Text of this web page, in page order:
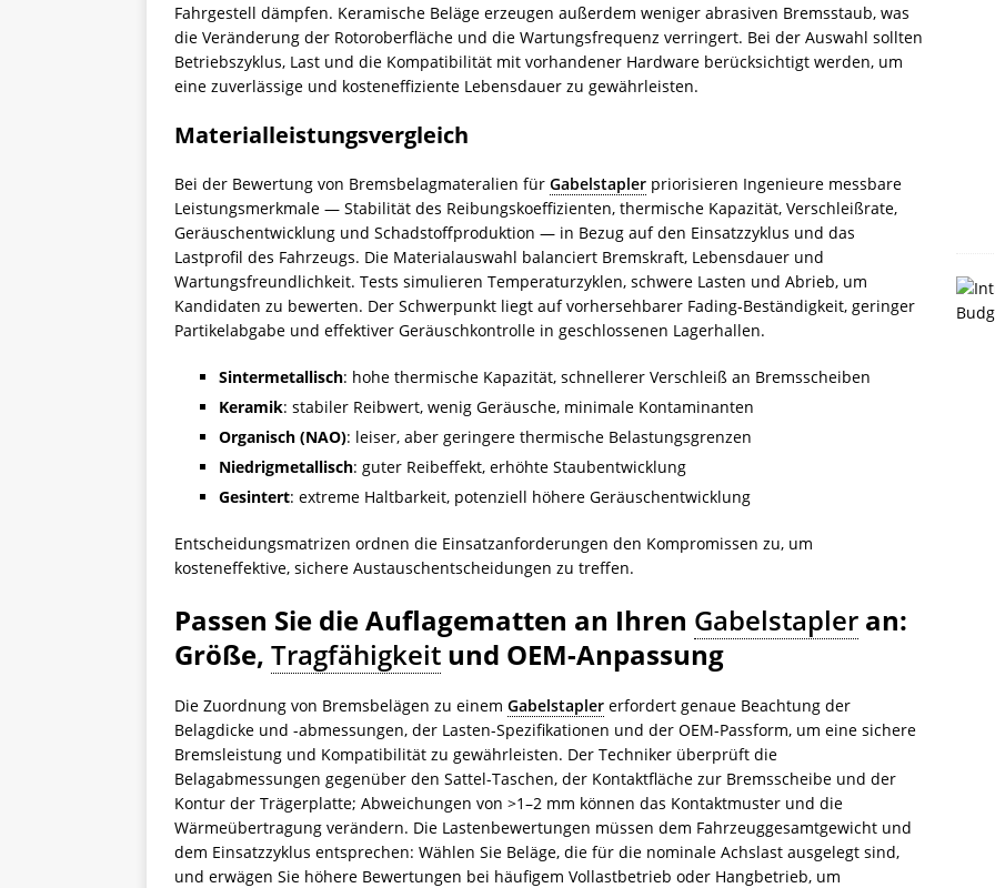
Fahrgestell dämpfen. Keramische Beläge erzeugen außerdem weniger abrasiven Bremsstaub, was
die Veränderung der Rotoroberfläche und die Wartungsfrequenz verringert. Bei der Auswahl sollten
Betriebszyklus, Last und die Kompatibilität mit vorhandener Hardware berücksichtigt werden, um
eine zuverlässige und kosteneffiziente Lebensdauer zu gewährleisten.
Materialleistungsvergleich
Bei der Bewertung von Bremsbelagmateralien für Gabelstapler priorisieren Ingenieure messbare
Leistungsmerkmale — Stabilität des Reibungskoeffizienten, thermische Kapazität, Verschleißrate,
Geräuschentwicklung und Schadstoffproduktion — in Bezug auf den Einsatzzyklus und das
Lastprofil des Fahrzeugs. Die Materialauswahl balanciert Bremskraft, Lebensdauer und
Wartungsfreundlichkeit. Tests simulieren Temperaturzyklen, schwere Lasten und Abrieb, um
Kandidaten zu bewerten. Der Schwerpunkt liegt auf vorhersehbarer Fading‑Beständigkeit, geringer
Partikelabgabe und effektiver Geräuschkontrolle in geschlossenen Lagerhallen.
Sintermetallisch: hohe thermische Kapazität, schnellerer Verschleiß an Bremsscheiben
Keramik: stabiler Reibwert, wenig Geräusche, minimale Kontaminanten
Organisch (NAO): leiser, aber geringere thermische Belastungsgrenzen
Niedrigmetallisch: guter Reibeffekt, erhöhte Staubentwicklung
Gesintert: extreme Haltbarkeit, potenziell höhere Geräuschentwicklung
Entscheidungsmatrizen ordnen die Einsatzanforderungen den Kompromissen zu, um
kosteneffektive, sichere Austauschentscheidungen zu treffen.
Passen Sie die Auflagematten an Ihren Gabelstapler an:
Größe, Tragfähigkeit und OEM-Anpassung
Die Zuordnung von Bremsbelägen zu einem Gabelstapler erfordert genaue Beachtung der
Belagdicke und -abmessungen, der Lasten-Spezifikationen und der OEM-Passform, um eine sichere
Bremsleistung und Kompatibilität zu gewährleisten. Der Techniker überprüft die
Belagabmessungen gegenüber den Sattel-Taschen, der Kontaktfläche zur Bremsscheibe und der
Kontur der Trägerplatte; Abweichungen von >1–2 mm können das Kontaktmuster und die
Wärmeübertragung verändern. Die Lastenbewertungen müssen dem Fahrzeuggesamtgewicht und
dem Einsatzzyklus entsprechen: Wählen Sie Beläge, die für die nominale Achslast ausgelegt sind,
und erwägen Sie höhere Bewertungen bei häufigem Vollastbetrieb oder Hangbetrieb, um